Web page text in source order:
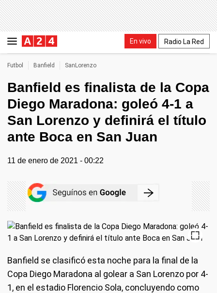
En vivo Radio La Red
Futbol Banfield SanLorenzo
Banfield es finalista de la Copa
Diego Maradona: goleó 4-1 a
San Lorenzo y definirá el título
ante Boca en San Juan
11 de enero de 2021 - 00:22
Banfield se clasificó esta noche para la final de la
Copa Diego Maradona al golear a San Lorenzo por 4-
1, en el estadio Florencio Sola, concluyendo como